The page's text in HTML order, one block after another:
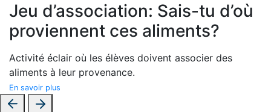
Jeu d’association: Sais-tu d’où
proviennent ces aliments?
Activité éclair où les élèves doivent associer des
aliments à leur provenance.
En savoir plus